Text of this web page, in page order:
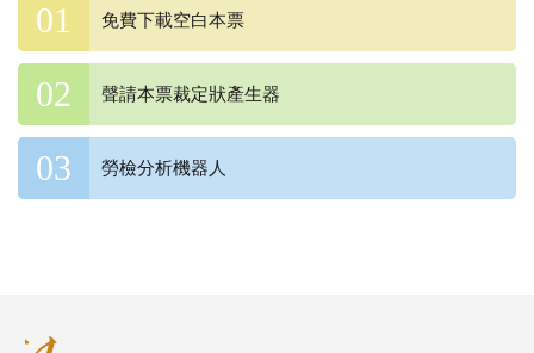
免費下載空白本票
聲請本票裁定狀產生器
勞檢分析機器人